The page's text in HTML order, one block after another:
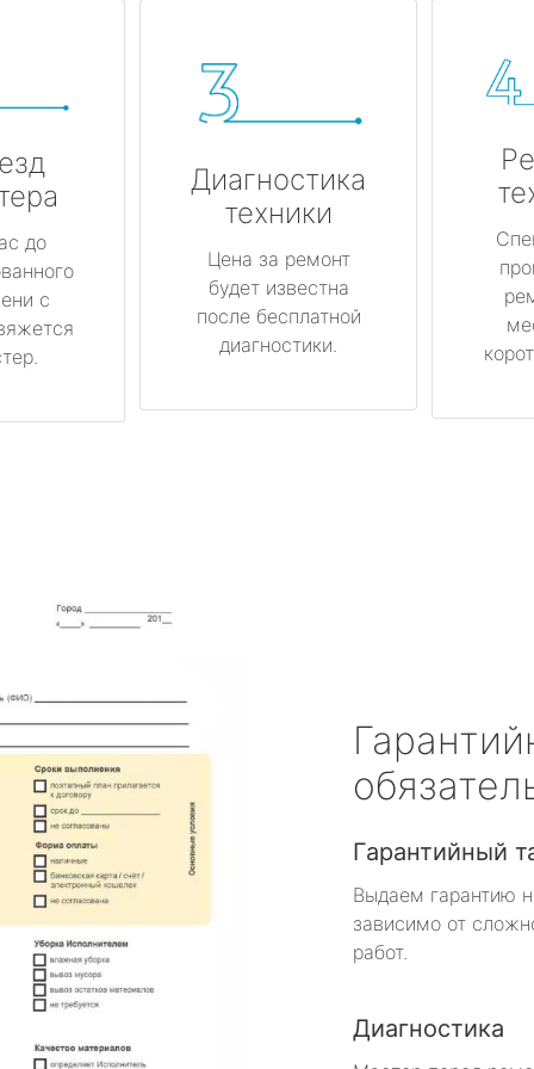
до
с
Диагностика
техники
Цена за ремонт
будет известна
после бесплатной
диагностики.
Гарантийный
Выдаем гарантию
зависимо от
работ.
Диагностика